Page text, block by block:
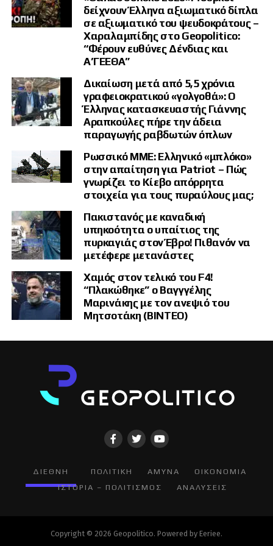
δείχνουν Έλληνα αξιωματικό δίπλα
σε αξιωματικό του ψευδοκράτους –
Χαραλαμπίδης στο Geopolitico:
“Φέρουν ευθύνες Δένδιας και
Α’ΓΕΕΘΑ”
Δικαίωση μετά από 5,5 χρόνια
γραφειοκρατικού «γολγοθά»: Ο
Έλληνας κατασκευαστής Γιάννης
Αραπκούλες πήρε την άδεια
παραγωγής ραβδωτών όπλων
Ρωσσικό ΜΜΕ: Ελληνικό «μπλόκο»
στην απαίτηση για Patriot – Πώς
γνωρίζει το Κίεβο απόρρητα
στοιχεία για τους πυραύλους μας;
Πακιστανός με καναδική
υπηκοότητα ο υπαίτιος της
πυρκαγιάς στον Έβρο! Πιθανόν να
μετέφερε μετανάστες
Χαμός στον τελικό του F4!
“Πλακώθηκε” ο Βαγγγέλης
Μαρινάκης με τον ανεψιό του
Μητσοτάκη (ΒΙΝΤΕΟ)
ΔΙΕΘΝΗ ΠΟΛΙΤΙΚΗ ΑΜΥΝΑ
ΟΙΚΟΝΟΜΙΑ
ΙΣΤΟΡΙΑ – ΠΟΛΙΤΙΣΜΟΣ
ΑΝΑΛΥΣΕΙΣ
Copyright © 2026 Geopolitico. Powered by Eeriee.